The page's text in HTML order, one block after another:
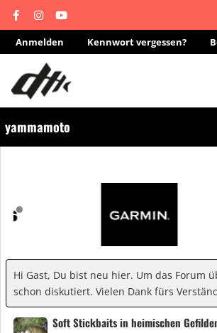
Anmelden Kennwort vergessen?
yammamoto
Hi Gast, Du bist neu hier. Um das Forum
schon diskutiert. Vielen Dank fürs
Soft Stickbaits in heimischen